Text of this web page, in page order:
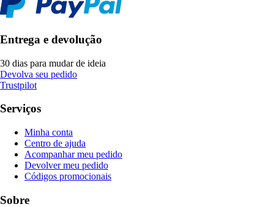
Entrega e devolução
30 dias para mudar de ideia
Devolva seu pedido
Trustpilot
Serviços
Minha conta
Centro de ajuda
Acompanhar meu pedido
Devolver meu pedido
Códigos promocionais
Sobre